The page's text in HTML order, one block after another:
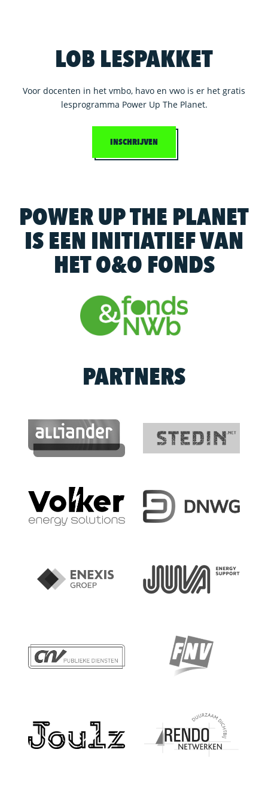
LOB LESPAKKET
Voor docenten in het vmbo, havo en vwo is er het gratis
lesprogramma Power Up The Planet.
INSCHRIJVEN
POWER UP THE PLANET
IS EEN INITIATIEF VAN
HET O&O FONDS
PARTNERS